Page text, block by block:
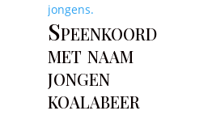
Speenkoord
met naam
jongen
koalabeer